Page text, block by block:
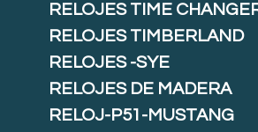
RELOJES TIME
RELOJES TIMBERLAND
RELOJES -SYE
RELOJES DE MADERA
RELOJ-P51-MUSTANG